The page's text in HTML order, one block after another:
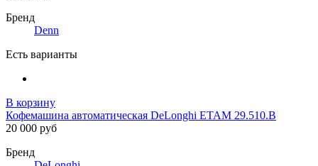
Бренд
Denn
Есть варианты
В корзину
Кофемашина автоматическая DeLonghi ETAM 29.510.B
20 000 руб
Бренд